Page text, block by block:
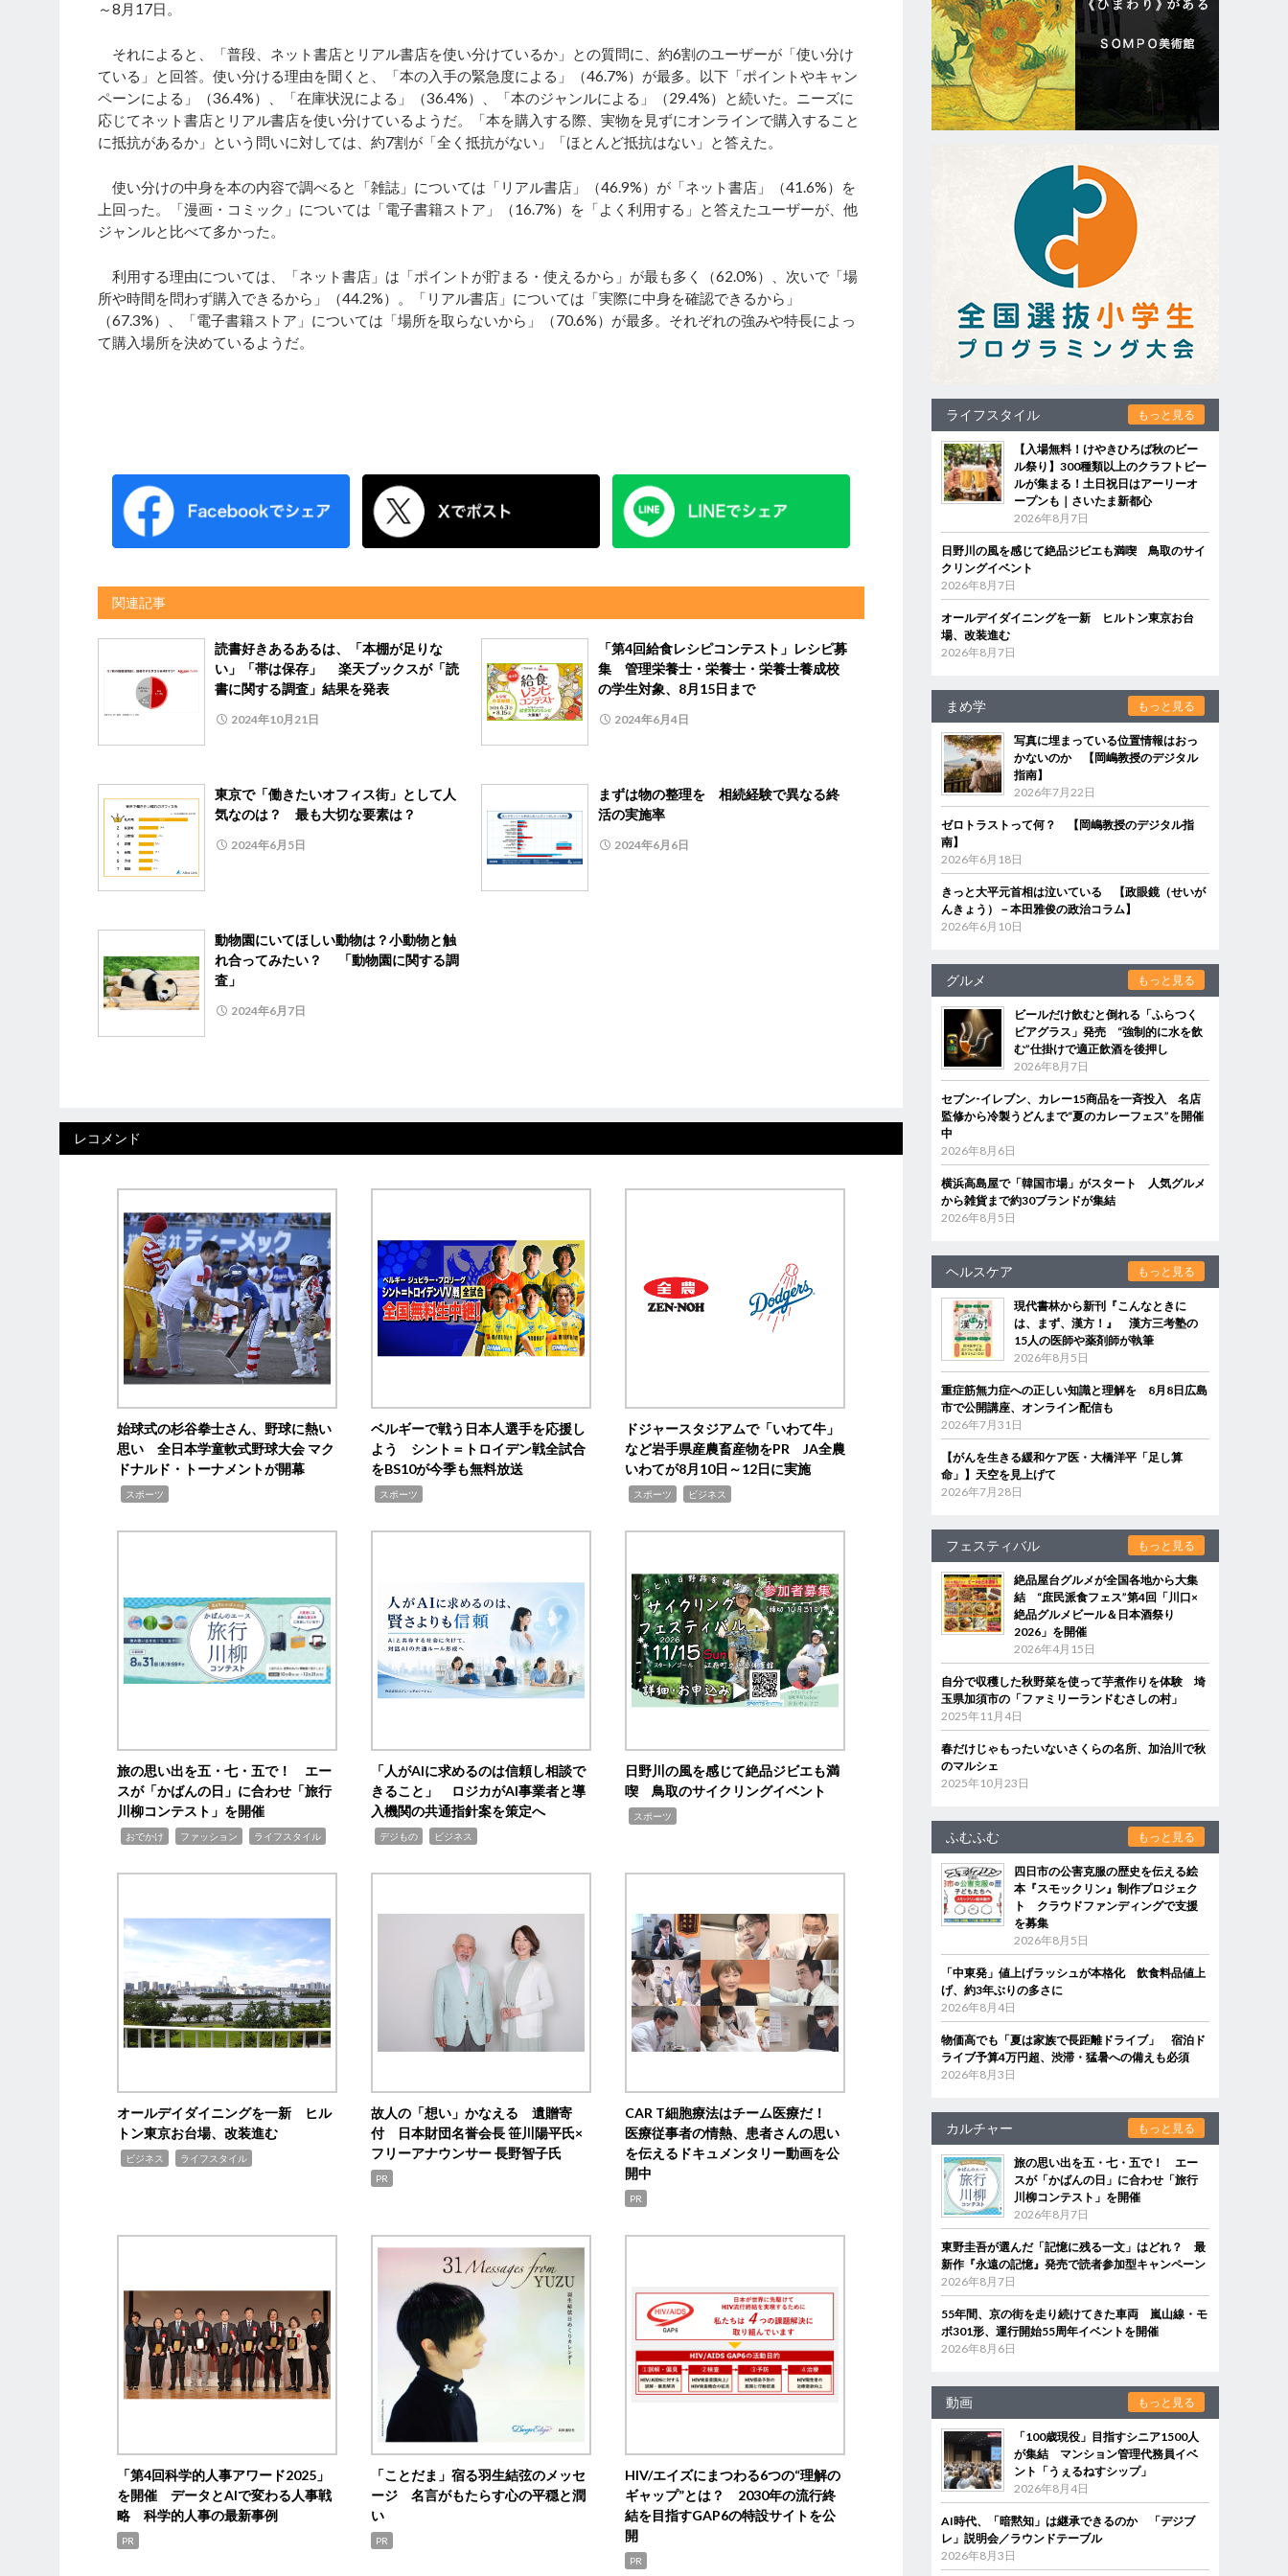
～8月17日。
それによると、「普段、ネット書店とリアル書店を使い分けているか」との質問に、約6割のユーザーが「使い分け
ている」と回答。使い分ける理由を聞くと、「本の入手の緊急度による」（46.7%）が最多。以下「ポイントやキャン
ペーンによる」（36.4%）、「在庫状況による」（36.4%）、「本のジャンルによる」（29.4%）と続いた。ニーズに
応じてネット書店とリアル書店を使い分けているようだ。「本を購入する際、実物を見ずにオンラインで購入すること
に抵抗があるか」という問いに対しては、約7割が「全く抵抗がない」「ほとんど抵抗はない」と答えた。
使い分けの中身を本の内容で調べると「雑誌」については「リアル書店」（46.9%）が「ネット書店」（41.6%）を
上回った。「漫画・コミック」については「電子書籍ストア」（16.7%）を「よく利用する」と答えたユーザーが、他
ジャンルと比べて多かった。
利用する理由については、「ネット書店」は「ポイントが貯まる・使えるから」が最も多く（62.0%）、次いで「場
所や時間を問わず購入できるから」（44.2%）。「リアル書店」については「実際に中身を確認できるから」
（67.3%）、「電子書籍ストア」については「場所を取らないから」（70.6%）が最多。それぞれの強みや特長によっ
て購入場所を決めているようだ。
関連記事
読書好きあるあるは、「本棚が足りな
い」「帯は保存」 楽天ブックスが「読
書に関する調査」結果を発表
2024年10月21日
「第4回給食レシピコンテスト」レシピ募
集 管理栄養士・栄養士・栄養士養成校
の学生対象、8月15日まで
2024年6月4日
東京で「働きたいオフィス街」として人
気なのは？ 最も大切な要素は？
2024年6月5日
まずは物の整理を 相続経験で異なる終
活の実施率
2024年6月6日
動物園にいてほしい動物は？小動物と触
れ合ってみたい？ 「動物園に関する調
査」
2024年6月7日
レコメンド
始球式の杉谷拳士さん、野球に熱い
思い 全日本学童軟式野球大会 マク
ドナルド・トーナメントが開幕
スポーツ
ベルギーで戦う日本人選手を応援し
よう シント＝トロイデン戦全試合
をBS10が今季も無料放送
スポーツ
ドジャースタジアムで「いわて牛」
など岩手県産農畜産物をPR JA全農
いわてが8月10日～12日に実施
スポーツ ビジネス
旅の思い出を五・七・五で！ エー
スが「かばんの日」に合わせ「旅行
川柳コンテスト」を開催
おでかけ ファッション ライフスタイル
「人がAIに求めるのは信頼し相談で
きること」 ロジカがAI事業者と導
入機関の共通指針案を策定へ
デジもの ビジネス
日野川の風を感じて絶品ジビエも満
喫 鳥取のサイクリングイベント
スポーツ
オールデイダイニングを一新 ヒル
トン東京お台場、改装進む
ビジネス ライフスタイル
故人の「想い」かなえる 遺贈寄
付 日本財団名誉会長 笹川陽平氏×
フリーアナウンサー 長野智子氏
PR
CAR T細胞療法はチーム医療だ！
医療従事者の情熱、患者さんの思い
を伝えるドキュメンタリー動画を公
開中
PR
「第4回科学的人事アワード2025」
を開催 データとAIで変わる人事戦
略 科学的人事の最新事例
PR
「ことだま」宿る羽生結弦のメッセ
ージ 名言がもたらす心の平穏と潤
い
PR
HIV/エイズにまつわる6つの“理解の
ギャップ”とは？ 2030年の流行終
結を目指すGAP6の特設サイトを公
開
PR
ライフスタイル もっと見る
【入場無料！けやきひろば秋のビー
ル祭り】300種類以上のクラフトビー
ルが集まる！土日祝日はアーリーオ
ープンも｜さいたま新都心
2026年8月7日
日野川の風を感じて絶品ジビエも満喫 鳥取のサイ
クリングイベント
2026年8月7日
オールデイダイニングを一新 ヒルトン東京お台
場、改装進む
2026年8月7日
まめ学 もっと見る
写真に埋まっている位置情報はおっ
かないのか 【岡嶋教授のデジタル
指南】
2026年7月22日
ゼロトラストって何？ 【岡嶋教授のデジタル指
南】
2026年6月18日
きっと大平元首相は泣いている 【政眼鏡（せいが
んきょう）－本田雅俊の政治コラム】
2026年6月10日
グルメ もっと見る
ビールだけ飲むと倒れる「ふらつく
ビアグラス」発売 “強制的に水を飲
む”仕掛けで適正飲酒を後押し
2026年8月7日
セブン‐イレブン、カレー15商品を一斉投入 名店
監修から冷製うどんまで“夏のカレーフェス”を開催
中
2026年8月6日
横浜高島屋で「韓国市場」がスタート 人気グルメ
から雑貨まで約30ブランドが集結
2026年8月5日
ヘルスケア もっと見る
現代書林から新刊『こんなときに
は、まず、漢方！』 漢方三考塾の
15人の医師や薬剤師が執筆
2026年8月5日
重症筋無力症への正しい知識と理解を 8月8日広島
市で公開講座、オンライン配信も
2026年7月31日
【がんを生きる緩和ケア医・大橋洋平「足し算
命」】天空を見上げて
2026年7月28日
フェスティバル もっと見る
絶品屋台グルメが全国各地から大集
結 “庶民派食フェス”第4回「川口×
絶品グルメビール＆日本酒祭り
2026」を開催
2026年4月15日
自分で収穫した秋野菜を使って芋煮作りを体験 埼
玉県加須市の「ファミリーランドむさしの村」
2025年11月4日
春だけじゃもったいないさくらの名所、加治川で秋
のマルシェ
2025年10月23日
ふむふむ もっと見る
四日市の公害克服の歴史を伝える絵
本『スモックリン』制作プロジェク
ト クラウドファンディングで支援
を募集
2026年8月5日
「中東発」値上げラッシュが本格化 飲食料品値上
げ、約3年ぶりの多さに
2026年8月4日
物価高でも「夏は家族で長距離ドライブ」 宿泊ド
ライブ予算4万円超、渋滞・猛暑への備えも必須
2026年8月3日
カルチャー もっと見る
旅の思い出を五・七・五で！ エー
スが「かばんの日」に合わせ「旅行
川柳コンテスト」を開催
2026年8月7日
東野圭吾が選んだ「記憶に残る一文」はどれ？ 最
新作『永遠の記憶』発売で読者参加型キャンペーン
2026年8月7日
55年間、京の街を走り続けてきた車両 嵐山線・モ
ボ301形、運行開始55周年イベントを開催
2026年8月6日
動画 もっと見る
「100歳現役」目指すシニア1500人
が集結 マンション管理代務員イベ
ント「うぇるねすシップ」
2026年8月4日
AI時代、「暗黙知」は継承できるのか 「デジブ
レ」説明会／ラウンドテーブル
2026年8月3日